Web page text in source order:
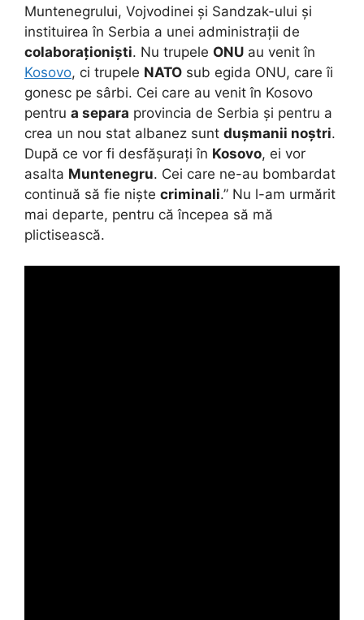
Muntenegrului, Vojvodinei și Sandzak-ului și
instituirea în Serbia a unei administrații de
colaboraționiști. Nu trupele ONU au venit în
Kosovo, ci trupele NATO sub egida ONU, care îi
gonesc pe sârbi. Cei care au venit în Kosovo
pentru a separa provincia de Serbia și pentru a
crea un nou stat albanez sunt dușmanii noștri.
După ce vor fi desfășurați în Kosovo, ei vor
asalta Muntenegru. Cei care ne-au bombardat
continuă să fie niște criminali.” Nu l-am urmărit
mai departe, pentru că începea să mă
plictisească.